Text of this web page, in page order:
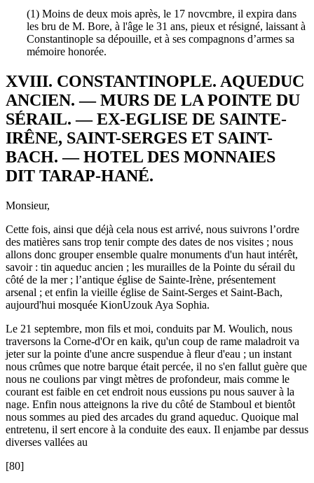
(1) Moins de deux mois après, le 17 novcmbre, il expira dans
les bru de M. Bore, à l'âge le 31 ans, pieux et résigné, laissant à
Constantinople sa dépouille, et à ses compagnons d’armes sa
mémoire honorée.
XVIII. CONSTANTINOPLE. AQUEDUC
ANCIEN. — MURS DE LA POINTE DU
SÉRAIL. — EX-EGLISE DE SAINTE-
IRÊNE, SAINT-SERGES ET SAINT-
BACH. — HOTEL DES MONNAIES
DIT TARAP-HANÉ.
Monsieur,
Cette fois, ainsi que déjà cela nous est arrivé, nous suivrons l’ordre
des matières sans trop tenir compte des dates de nos visites ; nous
allons donc grouper ensemble qualre monuments d'un haut intérêt,
savoir : tin aqueduc ancien ; les murailles de la Pointe du sérail du
côté de la mer ; l’antique église de Sainte-Irène, présentement
arsenal ; et enfin la vieille église de Saint-Serges et Saint-Bach,
aujourd'hui mosquée KionUzouk Aya Sophia.
Le 21 septembre, mon fils et moi, conduits par M. Woulich, nous
traversons la Corne-d'Or en kaik, qu'un coup de rame maladroit va
jeter sur la pointe d'une ancre suspendue à fleur d'eau ; un instant
nous crûmes que notre barque était percée, il no s'en fallut guère que
nous ne coulions par vingt mètres de profondeur, mais comme le
courant est faible en cet endroit nous eussions pu nous sauver à la
nage. Enfin nous atteignons la rive du côté de Stamboul et bientôt
nous sommes au pied des arcades du grand aqueduc. Quoique mal
entretenu, il sert encore à la conduite des eaux. Il enjambe par dessus
diverses vallées au
[80]